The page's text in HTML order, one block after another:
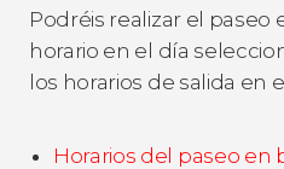
Podréis realizar el
horario en el día
los horarios de salida en
Horarios del paseo en